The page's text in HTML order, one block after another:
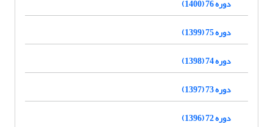
دوره 76 (1400)
دوره 75 (1399)
دوره 74 (1398)
دوره 73 (1397)
دوره 72 (1396)